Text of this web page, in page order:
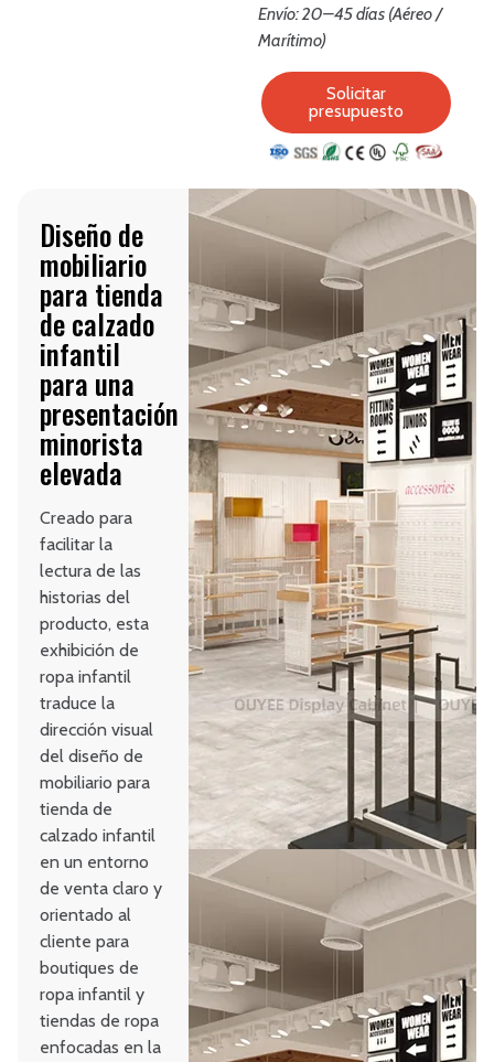
Envío: 20–45 días (Aéreo /
Marítimo)
Solicitar
presupuesto
Diseño de
mobiliario
para tienda
de calzado
infantil
para una
presentación
minorista
elevada
Creado para
facilitar la
lectura de las
historias del
producto, esta
exhibición de
ropa infantil
traduce la
dirección visual
del diseño de
mobiliario para
tienda de
calzado infantil
en un entorno
de venta claro y
orientado al
cliente para
boutiques de
ropa infantil y
tiendas de ropa
enfocadas en la